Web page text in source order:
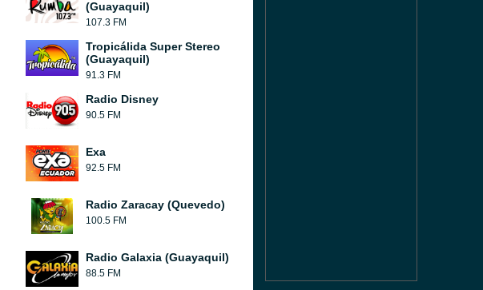
(Guayaquil)
107.3 FM
Tropicálida Super Stereo
(Guayaquil)
91.3 FM
Radio Disney
90.5 FM
Exa
92.5 FM
Radio Zaracay (Quevedo)
100.5 FM
Radio Galaxia (Guayaquil)
88.5 FM